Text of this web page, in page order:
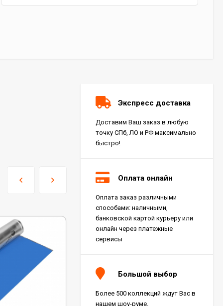
Экспресс доставка
Доставим Ваш заказ в любую
точку СПб, ЛО и РФ максимально
быстро!
Оплата онлайн
Оплата заказ различными
способами: наличными,
банковской картой курьеру или
онлайн через платежные
сервисы
Большой выбор
Более 500 коллекций ждут Вас в
нашем шоу-руме.
Керамогранит Italon
Charme Extra Silver Ret
60x120, 610010001196
Charme Evo Imperiale
Ret 60x120,